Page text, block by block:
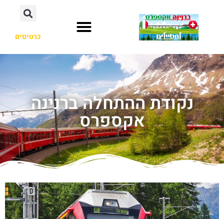
כרטיסים
נקודת ההתחלה ברנינה
אקספרס